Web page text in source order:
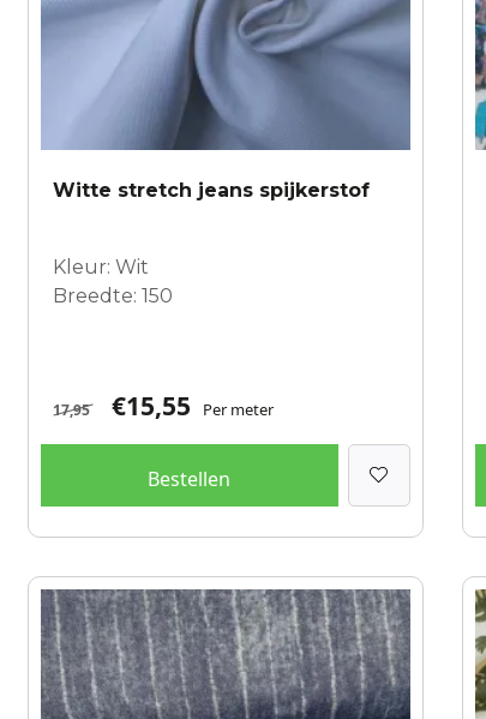
Witte stretch jeans spijkerstof
Kleur: Wit
Breedte: 150
17,95 €15,55 Per meter
Bestellen